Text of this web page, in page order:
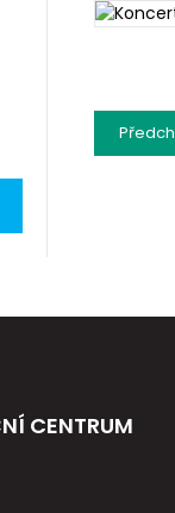
CENTRUM